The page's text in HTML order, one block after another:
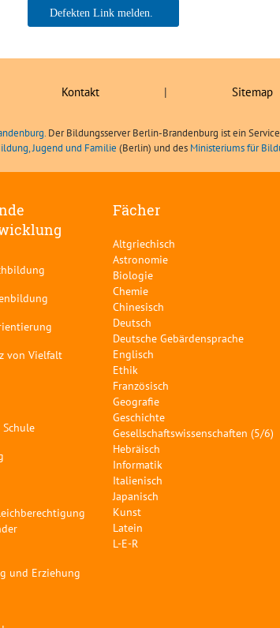
Boris Angerer, LIBRA
Kontakt | Sitemap
Der Bildungsserver Berlin-Brandenburg ist ein
Jugend und Familie (Berlin) und des Ministeriums für
von Vielfalt
und Erziehung
Fächer
Altgriechisch
Astronomie
Biologie
Chemie
Chinesisch
Deutsch
Deutsche Gebärdensprache
Englisch
Ethik
Französisch
Geografie
Geschichte
Gesellschaftswissenschaften (5/6)
Hebräisch
Informatik
Italienisch
Japanisch
Kunst
Latein
L-E-R